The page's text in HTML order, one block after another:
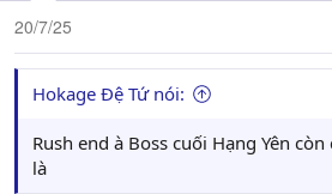
As the story heads towards its final
that Hara is committed to
resolution to the struggles of the
Hara’s message read:
“People often ask me, ‘When will
year, I find myself saying ‘five more
20/7/25
Hokage Đệ Tứ nói:
Rush end à Boss cuối Hạng Yên
là